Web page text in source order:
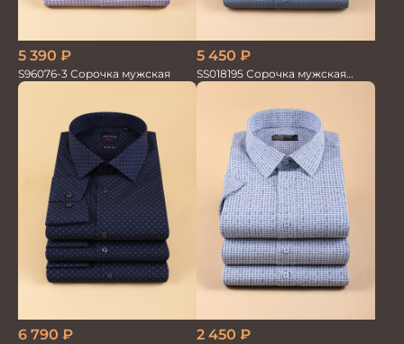
5 390 ₽
S96076-3 Сорочка мужская
5 450 ₽
SS018195 Сорочка мужская
GROSTYLE PRIME
6 790 ₽ 2 450 ₽